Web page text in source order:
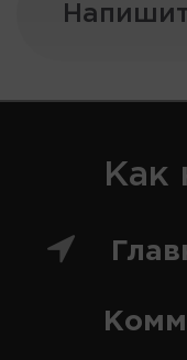
Как